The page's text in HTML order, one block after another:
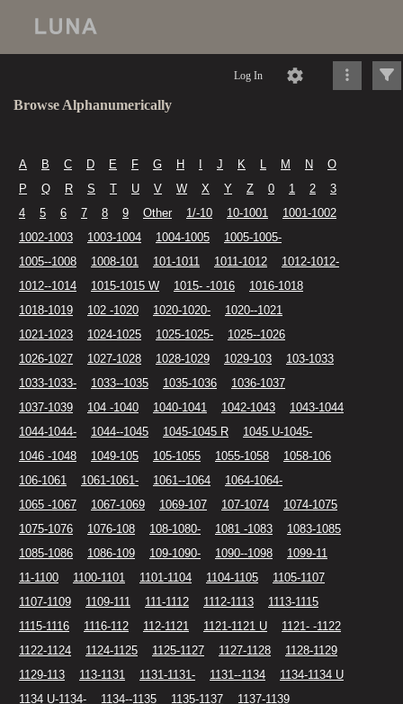
Log In
Browse Alphanumerically
A B C D E F G H J K L M N
O
P
Q R S T U V W X Y Z 0 1 2
3
4
5 6 7 8 9 Other 1/-10 10-1001
1001-1002
1002-1003
1003-1004 1004-1005
1005-1005-
1005--1008
1008-101 101-1011 1011-1012
1012-1012-
1012--1014
1015-1015 W 1015- -1016
1016-1018
1018-1019
102 -1020 1020-1020-
1020--1021
1021-1023
1024-1025 1025-1025-
1025--1026
1026-1027
1027-1028 1028-1029 1029-103
103-1033
1033-1033-
1033--1035 1035-1036
1036-1037
1037-1039
104 -1040 1040-1041 1042-1043
1043-1044
1044-1044-
1044--1045 1045-1045 R
1045 U-1045-
1046 -1048
1049-105 105-1055 1055-1058
1058-106
106-1061
1061-1061- 1061--1064
1064-1064-
1065 -1067
1067-1069 1069-107 107-1074
1074-1075
1075-1076
1076-108 108-1080- 1081 -1083
1083-1085
1085-1086
1086-109 109-1090- 1090--1098
1099-11
11-1100
1100-1101 1101-1104 1104-1105
1105-1107
1107-1109
1109-111 111-1112 1112-1113
1113-1115
1115-1116
1116-112 112-1121 1121-1121 U
1121- -1122
1122-1124
1124-1125 1125-1127 1127-1128
1128-1129
1129-113
113-1131 1131-1131- 1131--1134
1134-1134 U
1134 U-1134-
1134--1135 1135-1137
1137-1139